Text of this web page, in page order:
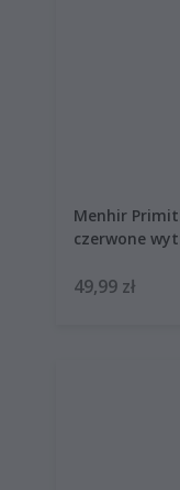
Menhir
czerwone
49,99 zł